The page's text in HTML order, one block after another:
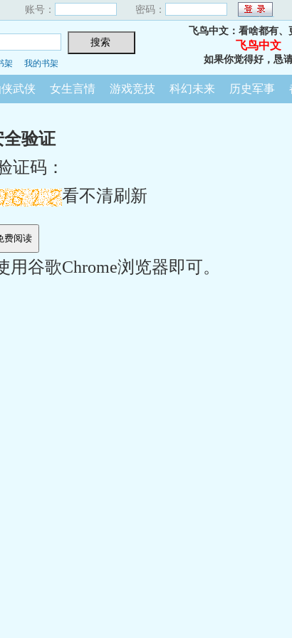
账号： 密码：
架 我的书架
飞鸟中文：看啥都有
飞鸟中文
如果你觉得好，恳
武侠 女生言情 游戏竞技 科幻未来 历史军事
全验证
证码：
看不清刷新
谷歌Chrome浏览器即可。